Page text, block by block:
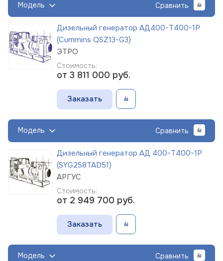
Модель Сравнить
Дизельный генератор АД400-Т400-1Р
(Cummins QSZ13-G3)
ЭТРО
Стоимость:
от 3 811 000 руб.
Заказать
Модель Сравнить
Дизельный генератор АД 400-Т400-1Р
(SYG258TAD51)
АРГУС
Стоимость:
от 2 949 700 руб.
Заказать
Модель Сравнить